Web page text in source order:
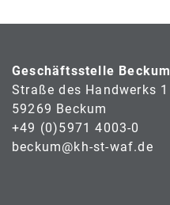
Geschäftsstelle Beckum
Straße des Handwerks 1
59269 Beckum
+49 (0)5971 4003-0
beckum@kh-st-waf.de